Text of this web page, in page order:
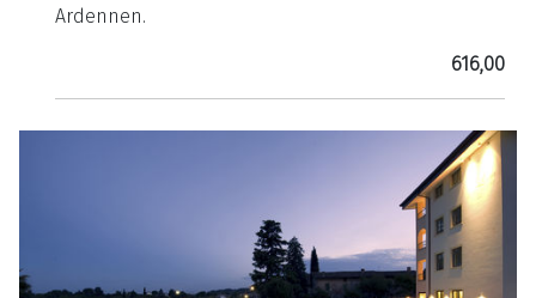
Ardennen.
616,00